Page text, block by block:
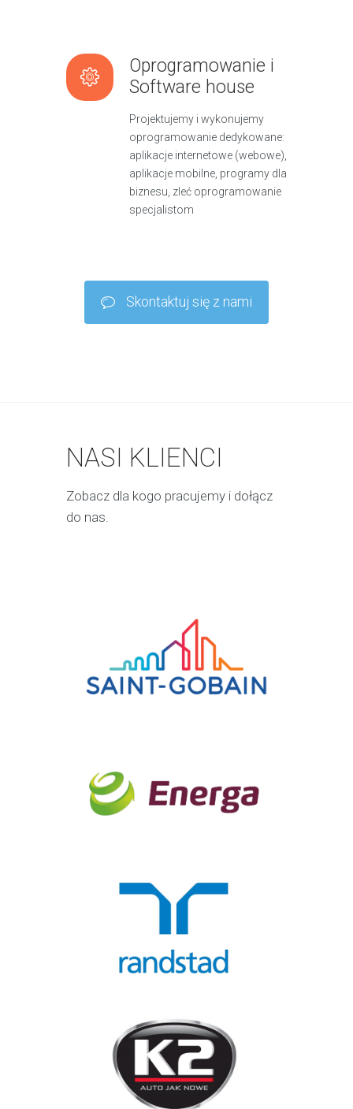
Oprogramowanie i
Software house
Projektujemy i wykonujemy
oprogramowanie dedykowane:
aplikacje internetowe (webowe),
aplikacje mobilne, programy dla
biznesu, zleć oprogramowanie
specjalistom
Skontaktuj się z nami
NASI KLIENCI
Zobacz dla kogo pracujemy i dołącz
do nas.